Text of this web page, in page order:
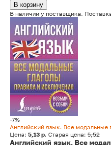
В корзину
В наличии у поставщика.
-7%
Английский язык. Все модальные
Цена: 5,13 р. Старая цена: 5,52
Английский язык. Все